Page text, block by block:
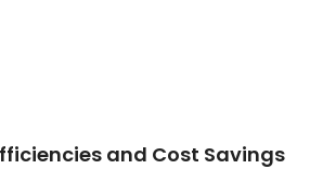
and Cost Savings